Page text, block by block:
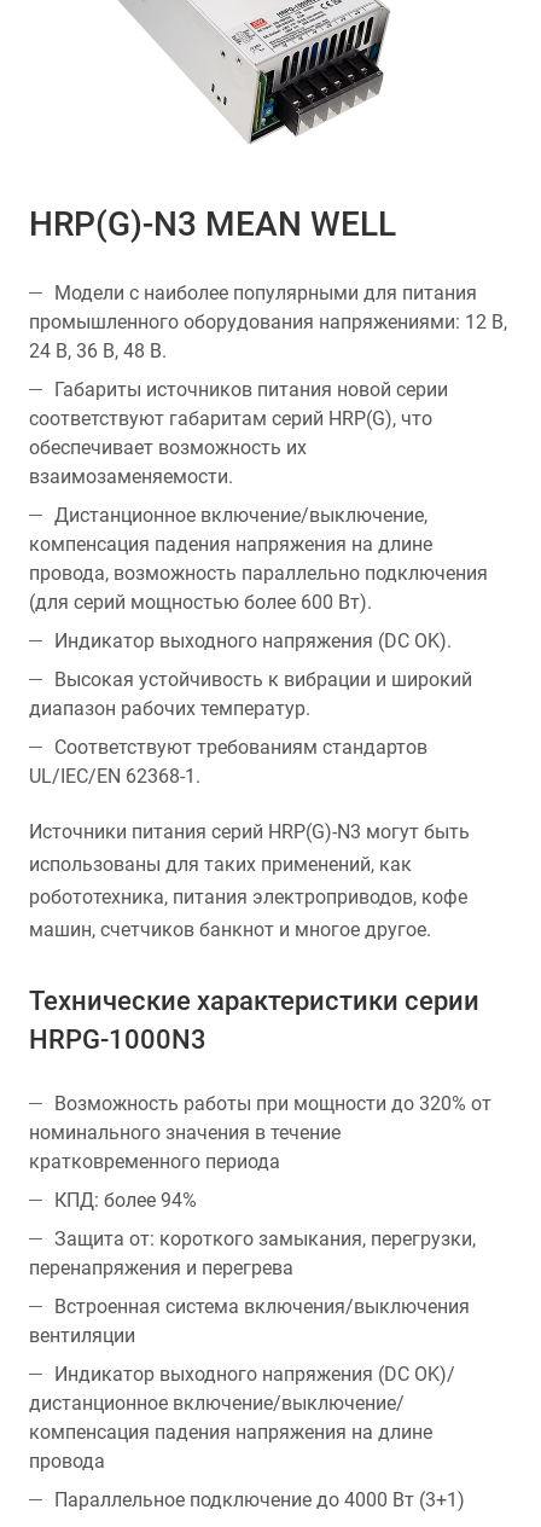
HRP(G)-N3 MEAN WELL
Модели с наиболее популярными для питания
промышленного оборудования напряжениями: 12 В,
24 В, 36 В, 48 В.
Габариты источников питания новой серии
соответствуют габаритам серий HRP(G), что
обеспечивает возможность их
взаимозаменяемости.
Дистанционное включение/выключение,
компенсация падения напряжения на длине
провода, возможность параллельно подключения
(для серий мощностью более 600 Вт).
Индикатор выходного напряжения (DC OK).
Высокая устойчивость к вибрации и широкий
диапазон рабочих температур.
Соответствуют требованиям стандартов
UL/IEC/EN 62368-1.
Источники питания серий HRP(G)-N3 могут быть
использованы для таких применений, как
робототехника, питания электроприводов, кофе
машин, счетчиков банкнот и многое другое.
Технические характеристики серии
HRPG-1000N3
Возможность работы при мощности до 320% от
номинального значения в течение
кратковременного периода
КПД: более 94%
Защита от: короткого замыкания, перегрузки,
перенапряжения и перегрева
Встроенная система включения/выключения
вентиляции
Индикатор выходного напряжения (DC OK)/
дистанционное включение/выключение/
компенсация падения напряжения на длине
провода
Параллельное подключение до 4000 Вт (3+1)